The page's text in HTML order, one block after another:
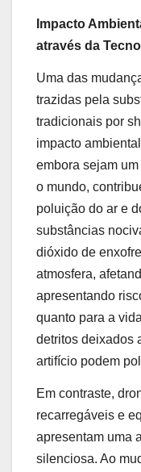
Impacto
através da
Uma das
trazidas pela
tradicionais por
impacto
embora sejam
o mundo,
poluição do ar e
substâncias
dióxido de
atmosfera,
apresentando
quanto para a
detritos deixados
artifício podem
Em contraste,
recarregáveis e
apresentam uma
silenciosa. Ao